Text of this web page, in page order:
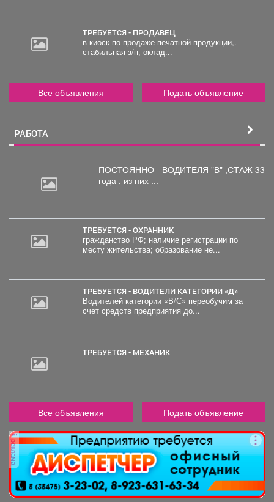
ТРЕБУЕТСЯ - ПРОДАВЕЦ
в киоск по продаже печатной продукции,.
стабильная з/п, оклад...
Все объявления Подать объявление
РАБОТА
ПОСТОЯННО - ВОДИТЕЛЯ "В" ,СТАЖ 33
года , из них ...
ТРЕБУЕТСЯ - ОХРАННИК
гражданство РФ; наличие регистрации по
месту жительства; образование не...
ТРЕБУЕТСЯ - ВОДИТЕЛИ КАТЕГОРИИ «Д»
Водителей категории «В/С» переобучим за
счет средств предприятия до...
ТРЕБУЕТСЯ - МЕХАНИК
Все объявления Подать объявление
реклама